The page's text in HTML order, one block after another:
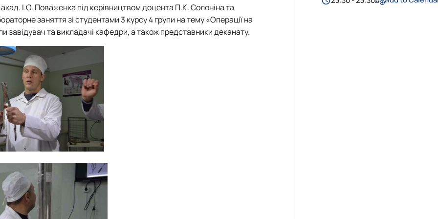
of Veterinary Medic…
Вступ 2018 рік
акад. І.О. Поваженка під керівництвом доцента П.К. Солоніна та
заняття зі студентами 3 курсу 4 групи на тему «Операції на
завідувач та викладачі кафедри, а також представники деканату.